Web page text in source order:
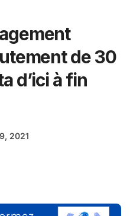
de 30
d’ici à fin
2021